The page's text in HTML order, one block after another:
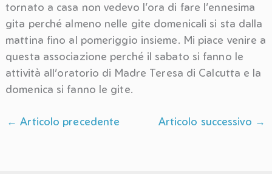
tornato a casa non vedevo l’ora di fare l’ennesima
gita perché almeno nelle gite domenicali si sta dalla
mattina fino al pomeriggio insieme. Mi piace venire a
questa associazione perché il sabato si fanno le
attività all’oratorio di Madre Teresa di Calcutta e la
domenica si fanno le gite.
← Articolo precedente Articolo successivo →